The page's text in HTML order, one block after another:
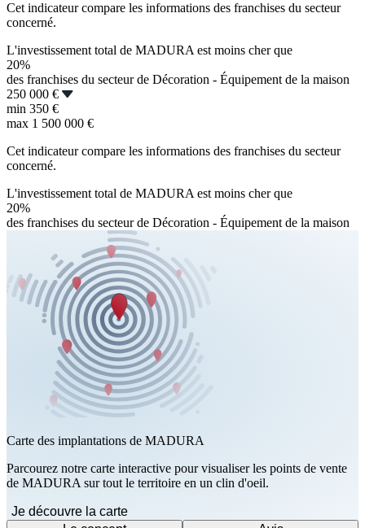
Cet indicateur compare les informations des franchises du secteur
concerné.
L'investissement total de MADURA est moins cher que
20%
des franchises du secteur de Décoration - Équipement de la maison
250 000 €
min 350 €
max 1 500 000 €
Cet indicateur compare les informations des franchises du secteur
concerné.
L'investissement total de MADURA est moins cher que
20%
des franchises du secteur de Décoration - Équipement de la maison
Carte des implantations de MADURA
Parcourez notre carte interactive pour visualiser les points de vente
de MADURA sur tout le territoire en un clin d'oeil.
Je découvre la carte